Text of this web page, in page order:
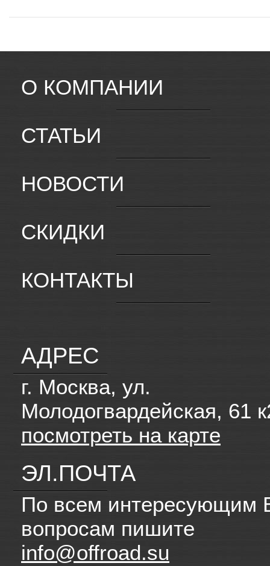
О КОМПАНИИ
СТАТЬИ
НОВОСТИ
СКИДКИ
КОНТАКТЫ
АДРЕС
г. Москва, ул.
Молодогвардейская, 61
посмотреть на карте
ЭЛ.ПОЧТА
По всем интересующим
вопросам пишите
info@offroad.su